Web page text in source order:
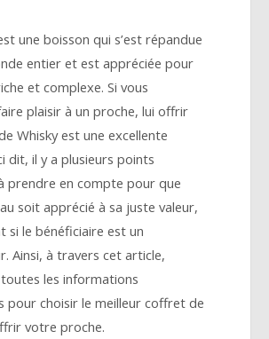
une boisson qui s’est répandue
entier et est appréciée pour
et complexe. Si vous
plaisir à un proche, lui offrir
Whisky est une excellente
dit, il y a plusieurs points
prendre en compte pour que
soit apprécié à sa juste valeur,
si le bénéficiaire est un
Ainsi, à travers cet article,
les informations
pour choisir le meilleur coffret de
votre proche.